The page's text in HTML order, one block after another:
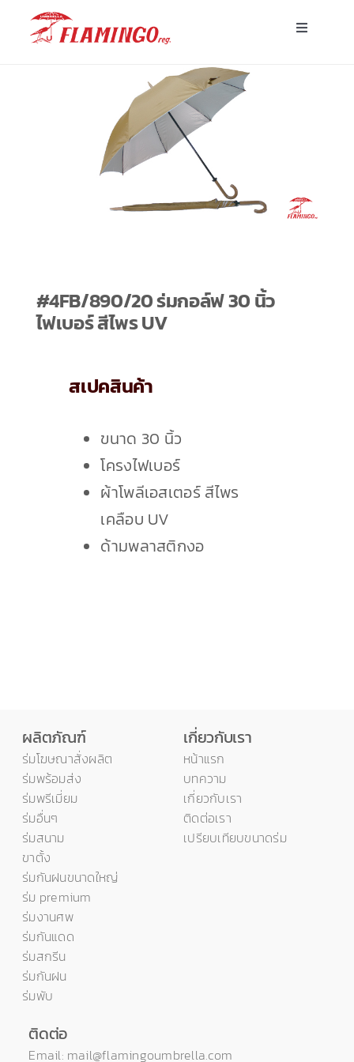
Toggle
ร่มโฆษณาสั่งผลิต
บทความ
เกี่ยวกับเรา
#4FB/890/20 ร่มกอล์ฟ 30 นิ้ว
ไฟเบอร์ สีไพร UV
สเปคสินค้า
ขนาด 30 นิ้ว
โครงไฟเบอร์
ผ้าโพลีเอสเตอร์ สีไพร
เคลือบ UV
ด้ามพลาสติกงอ
ผลิตภัณฑ์
ร่มโฆษณาสั่งผลิต
ร่มพร้อมส่ง
ร่มพรีเมี่ยม
ร่มอื่นๆ
ร่มสนาม
ขาตั้ง
ร่มกันฝนขนาดใหญ่
ร่ม premium
ร่มงานศพ
ร่มกันแดด
ร่มสกรีน
ร่มกันฝน
ร่มพับ
เกี่ยวกับเรา
หน้าแรก
บทความ
เกี่ยวกับเรา
ติดต่อเรา
เปรียบเทียบขนาดร่ม
ติดต่อ
Email: mail@flamingoumbrella.com